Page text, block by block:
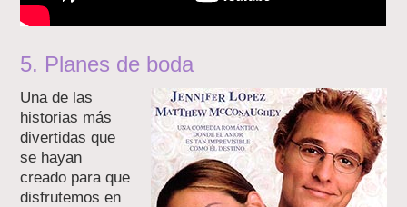
5. Planes de boda
Una de las
historias más
divertidas que
se hayan
creado para que
disfrutemos en